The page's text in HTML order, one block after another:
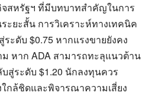
จสหรัฐฯ ที่มีบทบาทสำคัญในการ
ยะสั้น การวิเคราะห์ทางเทคนิค
ะดับ $0.75 หากแรงขายยังคง
ม หาก ADA สามารถทะลุแนวต้าน
สู่ระดับ $1.20 นักลงทุนควร
กล้ชิดและพิจารณาความเสี่ยง